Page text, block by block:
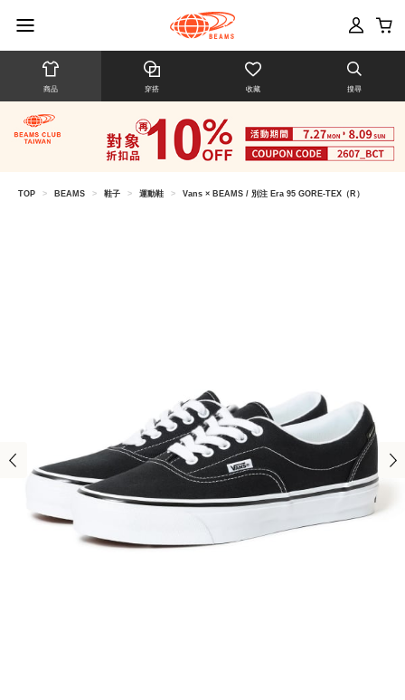
商品 穿搭 收藏 搜尋
TOP > BEAMS > 鞋子 > 運動鞋 > Vans × BEAMS / 別注 Era 95 GORE-TEX（R）